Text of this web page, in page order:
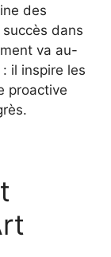
des
dans
va au-
il inspire les
proactive